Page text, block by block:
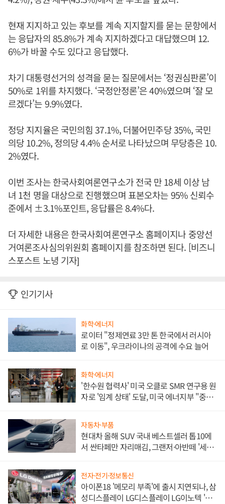
현재 지지하고 있는 후보를 계속 지지할지를 묻는 문항에서
는 응답자의 85.8%가 계속 지지하겠다고 대답했으며 12.
6%가 바꿀 수도 있다고 응답했다.
차기 대통령선거의 성격을 묻는 질문에서는 ‘정권심판론’이
50%로 1위를 차지했다. ‘국정안정론’은 40%였으며 ‘잘 모
르겠다’는 9.9%였다.
정당 지지율은 국민의힘 37.1%, 더불어민주당 35%, 국민
의당 10.2%, 정의당 4.4% 순서로 나타났으며 무당층은 10.
2%였다.
이번 조사는 한국사회여론연구소가 전국 만 18세 이상 남
녀 1천 명을 대상으로 진행했으며 표본오차는 95% 신뢰수
준에서 ±3.1%포인트, 응답률은 8.4%다.
더 자세한 내용은 한국사회여론연구소 홈페이지나 중앙선
거여론조사심의위원회 홈페이지를 참조하면 된다. [비즈니
스포스트 노녕 기자]
인기기사
화학·에너지
로이터 "정제연료 3만 톤 한국에서 러시아
로 이동", 우크라이나의 공격에 수요 늘어
화학·에너지
'한수원 협력사' 미국 오클로 SMR 연구용 원
자로 '임계 상태' 도달, 미국 에너지부 "중요
자동차·부품
현대차 올해 SUV 국내 베스트셀러 톱10에
서 싼타페만 자리매김, 그랜저·아반떼 '세단
전자·전기·정보통신
아이폰18 '메모리 부족'에 출시 지연되나, 삼
성디스플레이 LG디스플레이 LG이노텍 '탈